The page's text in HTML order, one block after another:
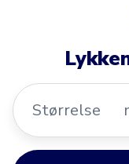
Størrelse